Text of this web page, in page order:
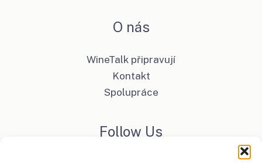
O nás
WineTalk připravují
Kontakt
Spolupráce
Follow Us